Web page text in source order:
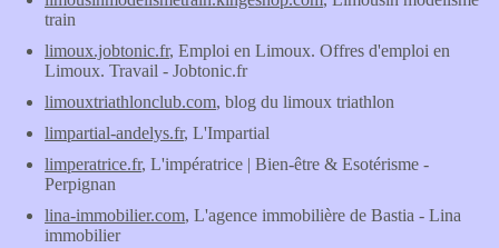
train
limoux.jobtonic.fr, Emploi en Limoux. Offres d'emploi en
Limoux. Travail - Jobtonic.fr
limouxtriathlonclub.com, blog du limoux triathlon
limpartial-andelys.fr, L'Impartial
limperatrice.fr, L'impératrice | Bien-être & Esotérisme -
Perpignan
lina-immobilier.com, L'agence immobilière de Bastia - Lina
immobilier